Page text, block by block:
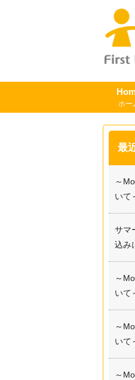
ホー
最
～
いて
サマ
込み
～
いて
～
いて
～